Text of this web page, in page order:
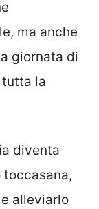
ma anche
giornata di
la
diventa
toccasana,
alleviarlo